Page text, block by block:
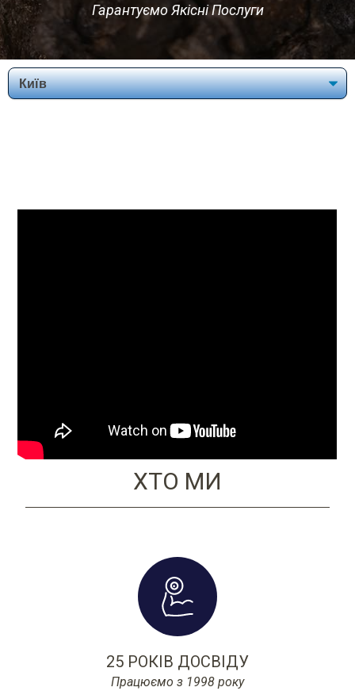
Гарантуємо Якісні Послуги
ХТО МИ
25 РОКІВ ДОСВІДУ
Працюємо з 1998 року